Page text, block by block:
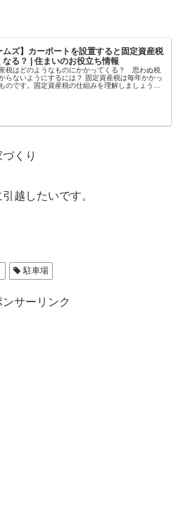
ムズ】カーポートを設置すると固定資産税
なる？ | 住まいのお役立ち情報
税はどのようなものにかかってくる？ 思わぬ税
らないようにするには？ 固定資産税は毎年かかっ
のです。固定資産税の仕組みを理解しましょう。
くり
越したいです。
駐車場
ンサーリンク